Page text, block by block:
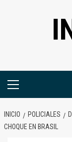
Menú
INICIO POLICIALES
CHOQUE EN BRASIL